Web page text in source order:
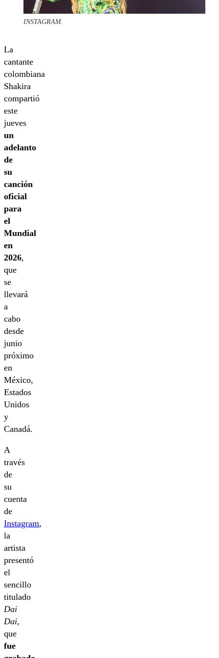
INSTAGRAM.
La
cantante
colombiana
Shakira
compartió
este
jueves
un
adelanto
de
su
canción
oficial
para
el
Mundial
en
2026,
que
se
llevará
a
cabo
desde
junio
próximo
en
México,
Estados
Unidos
y
Canadá.
A
través
de
su
cuenta
de
Instagram,
la
artista
presentó
el
sencillo
titulado
Dai
Dai,
que
fue